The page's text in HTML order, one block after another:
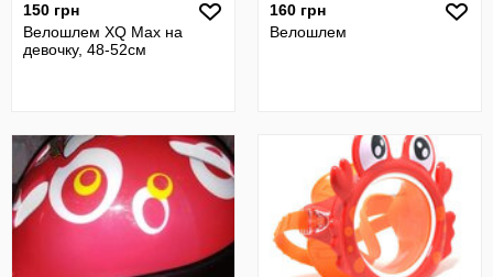
150 грн
Велошлем XQ Max на
девочку, 48-52см
160 грн
Велошлем